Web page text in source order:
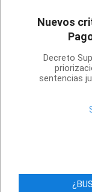
Nuevos
31
Decreto
sentencias